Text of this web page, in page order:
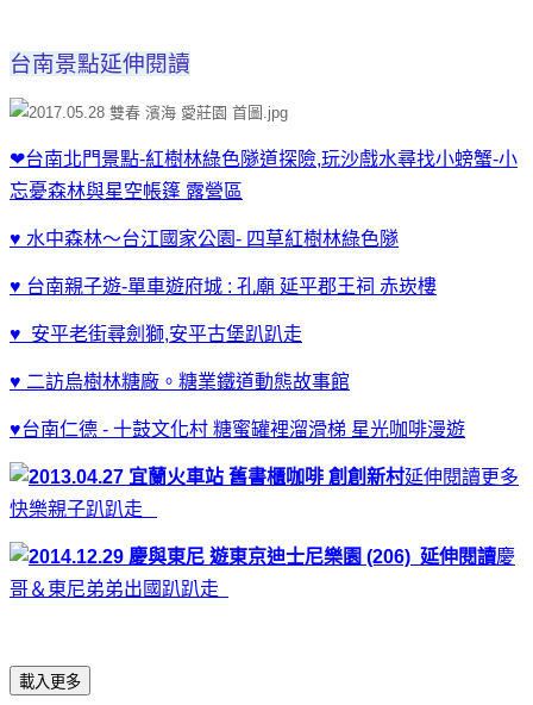
台南景點延伸閱讀
❤台南北門景點-紅樹林綠色隧道探險,玩沙戲水尋找小螃蟹-小
忘憂森林與星空帳篷 露營區
♥ 水中森林～台江國家公園- 四草紅樹林綠色隧
♥ 台南親子遊-單車遊府城 : 孔廟 延平郡王祠 赤崁樓
♥ 安平老街尋劍獅,安平古堡趴趴走
♥ 二訪烏樹林糖廠。糖業鐵道動態故事館
♥台南仁德 - 十鼓文化村 糖蜜罐裡溜滑梯 星光咖啡漫遊
延伸閱讀更多
快樂親子趴趴走
延伸閱讀慶
哥＆東尼弟弟出國趴趴走
載入更多